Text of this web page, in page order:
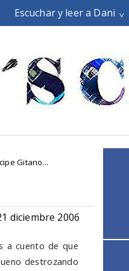
Escuchar y leer a Dani
Gitano...
diciembre 2006
a cuento de que
destrozando